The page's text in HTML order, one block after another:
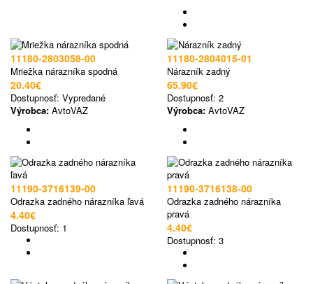
11180-2803058-00
Mriežka nárazníka spodná
20.40€
Dostupnosť: Vypredané
Výrobca: AvtoVAZ
11180-2804015-01
Nárazník zadný
65.90€
Dostupnosť: 2
Výrobca: AvtoVAZ
11190-3716139-00
Odrazka zadného nárazníka ľavá
4.40€
Dostupnosť: 1
11190-3716138-00
Odrazka zadného nárazníka
pravá
4.40€
Dostupnosť: 3